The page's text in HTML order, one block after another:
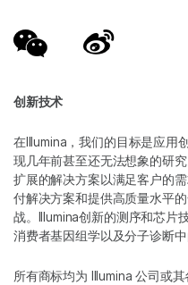
创新技术
在Illumina，我们的目标是应用
现几年前甚至还无法想象的研
扩展的解决方案以满足客户的
付解决方案和提供高质量水平
战。Illumina创新的测序和芯片
消费者基因组学以及分子诊断中
所有商标均为 Illumina 公司或其